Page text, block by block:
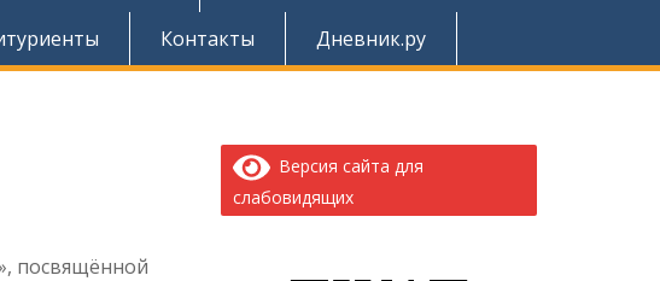
Контакты Дневник.ру
посвящённой
Версия сайта для
слабовидящих